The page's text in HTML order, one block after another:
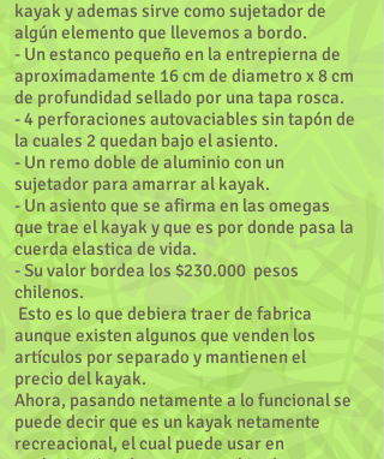
kayak y ademas sirve como sujetador de
algún elemento que llevemos a bordo.
- Un estanco pequeño en la entrepierna de
aproximadamente 16 cm de diametro x 8 cm
de profundidad sellado por una tapa rosca.
- 4 perforaciones autovaciables sin tapón de
la cuales 2 quedan bajo el asiento.
- Un remo doble de aluminio con un
sujetador para amarrar al kayak.
- Un asiento que se afirma en las omegas
que trae el kayak y que es por donde pasa la
cuerda elastica de vida.
- Su valor bordea los $230.000 pesos
chilenos.
Esto es lo que debiera traer de fabrica
aunque existen algunos que venden los
artículos por separado y mantienen el
precio del kayak.
Ahora, pasando netamente a lo funcional se
puede decir que es un kayak netamente
recreacional, el cual puede usar en